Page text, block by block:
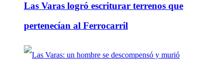
Las Varas logró escriturar terrenos que
pertenecían al Ferrocarril